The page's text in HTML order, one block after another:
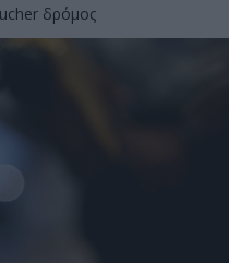
δρόμος